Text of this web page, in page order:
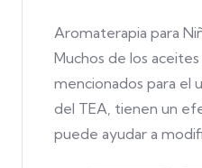
Aromaterapia para
Muchos de los aceites
mencionados para el
del TEA, tienen un
puede ayudar a